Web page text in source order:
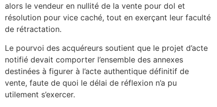
alors le vendeur en nullité de la vente pour dol et
résolution pour vice caché, tout en exerçant leur faculté
de rétractation.
Le pourvoi des acquéreurs soutient que le projet d’acte
notifié devait comporter l’ensemble des annexes
destinées à figurer à l’acte authentique définitif de
vente, faute de quoi le délai de réflexion n’a pu
utilement s’exercer.